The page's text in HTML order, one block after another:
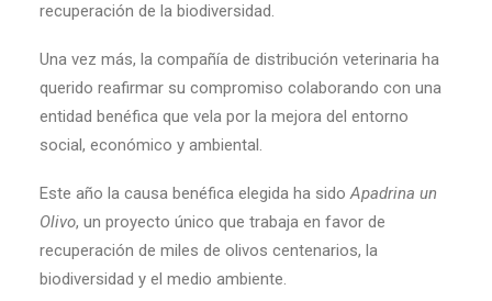
recuperación de la biodiversidad.
Una vez más, la compañía de distribución veterinaria ha
querido reafirmar su compromiso colaborando con una
entidad benéfica que vela por la mejora del entorno
social, económico y ambiental.
Este año la causa benéfica elegida ha sidoApadrina un
Olivo, un proyecto único que trabaja en favor de
recuperación de miles de olivos centenarios, la
biodiversidad y el medio ambiente.